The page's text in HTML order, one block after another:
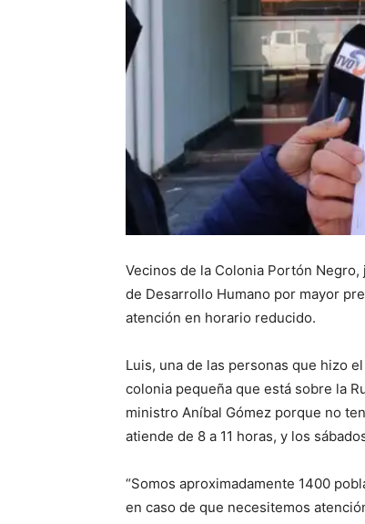
Vecinos de la Colonia Portón
de Desarrollo Humano por mayor
atención en horario reducido.
Luis, una de las personas que hizo
colonia pequeña que está sobre la
ministro Aníbal Gómez porque no
atiende de 8 a 11 horas, y los
“Somos aproximadamente 1400
en caso de que necesitemos